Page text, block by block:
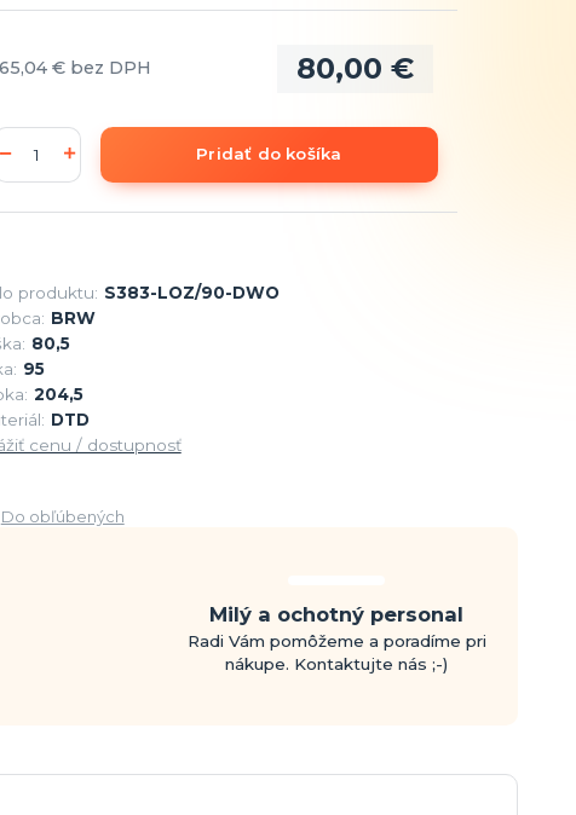
80,00 €
65,04 € bez DPH
Pridať do košíka
produktu: S383-LOZ/90-DWO
BRW
80,5
95
204,5
DTD
cenu / dostupnosť
Do obľúbených
Milý a ochotný personal
Radi Vám pomôžeme a poradíme pri
nákupe. Kontaktujte nás ;-)